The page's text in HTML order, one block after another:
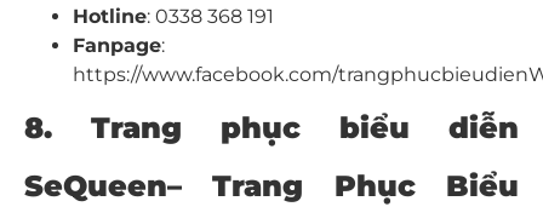
Hotline: 0338 368 191
Fanpage:
https://www.facebook.com/
8. Trang phục biểu diễn
SeQueen– Trang Phục Biểu